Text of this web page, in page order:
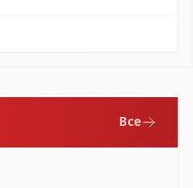
Все